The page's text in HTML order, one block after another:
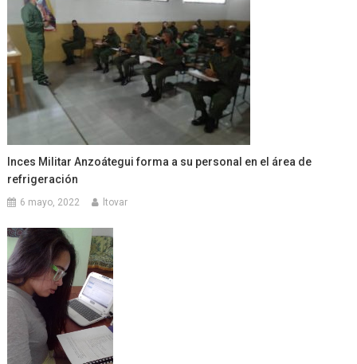
Inces Militar Anzoátegui forma a su personal en el área de
refrigeración
6 mayo, 2022 ltovar